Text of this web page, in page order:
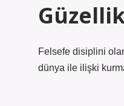
Felsefe disiplini
dünya ile ilişki